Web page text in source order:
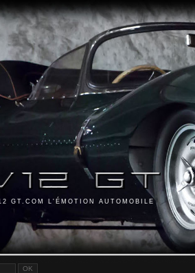
GT.COM L'ÉMOTION AUTOMOBILE